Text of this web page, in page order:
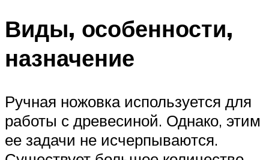
Виды, особенности,
назначение
Ручная ножовка используется для
работы с древесиной. Однако, этим
ее задачи не исчерпываются.